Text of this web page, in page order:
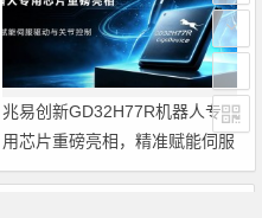
兆易创新GD32H77R机器人专
用芯片重磅亮相，精准赋能伺服
驱动与关节控制